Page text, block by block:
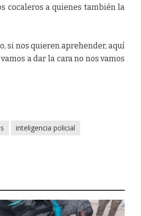
cocaleros a quienes también la
si nos quieren aprehender, aquí
a dar la cara no nos vamos
inteligencia policial